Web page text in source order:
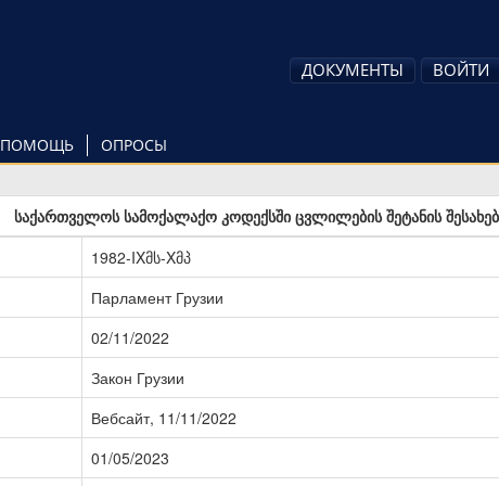
ПОМОЩЬ ОПРОСЫ
ДОКУМЕНТЫ ВОЙТИ
საქართველოს სამოქალაქო კოდექსში ცვლილების შეტანის შესახებ
1982-IXმს-Xმპ
Парламент Грузии
02/11/2022
Закон Грузии
Вебсайт, 11/11/2022
01/05/2023